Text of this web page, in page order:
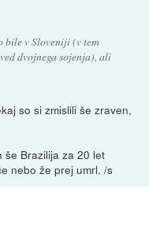
bile v Sloveniji (v tem
dvojnega sojenja), ali
so si zmislili še zraven,
še Brazilija za 20 let
nebo že prej umrl. /s